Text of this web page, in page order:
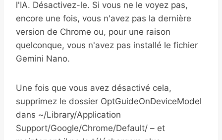
l'IA. Désactivez-le. Si vous ne le voyez pas,
encore une fois, vous n'avez pas la dernière
version de Chrome ou, pour une raison
quelconque, vous n'avez pas installé le fichier
Gemini Nano.
Une fois que vous avez désactivé cela,
supprimez le dossier OptGuideOnDeviceModel
dans ~/Library/Application
Support/Google/Chrome/Default/ – et